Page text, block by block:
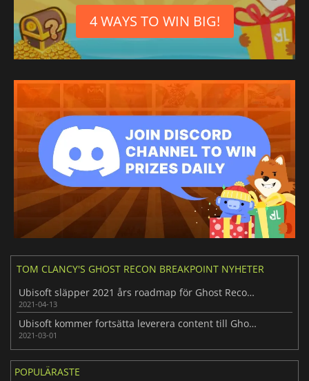
4 WAYS TO WIN BIG!
TOM CLANCY'S GHOST RECON BREAKPOINT NYHETER
Ubisoft släpper 2021 års roadmap för Ghost Recon: Breakpoint
2021-04-13
Ubisoft kommer fortsätta leverera content till Ghost Recon Breakpoint under 2021
2021-03-01
POPULÄRASTE